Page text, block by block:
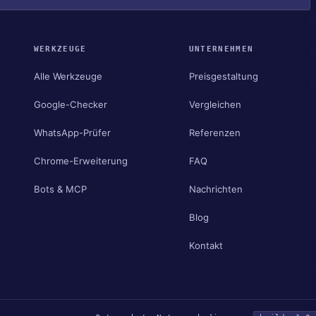
WERKZEUGE
Alle Werkzeuge
Google-Checker
WhatsApp-Prüfer
Chrome-Erweiterung
Bots & MCP
UNTERNEHMEN
Preisgestaltung
Vergleichen
Referenzen
FAQ
Nachrichten
Blog
Kontakt